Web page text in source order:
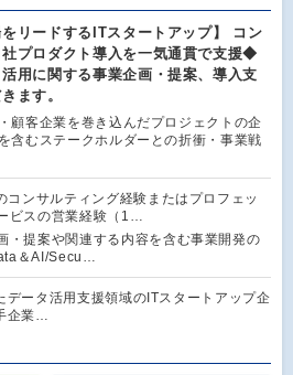
をリードするITスタートアップ】 コン
プロダクト導入を一気通貫で支援◆
用に関する事業企画・提案、導入支
ます。
顧客企業を巻き込んだプロジェクトの企
含むステークホルダーとの折衝・事業戦
コンサルティング経験またはプロフェッ
ビスの営業経験（1…
・提案や関連する内容を含む事業開発の
＆AI/Secu…
データ活用支援領域のITスタートアップ企
企業…